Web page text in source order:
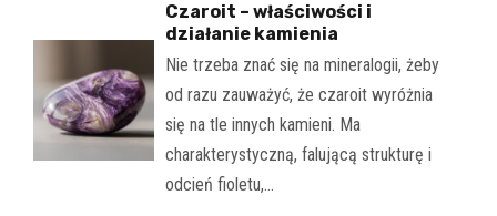
Czaroit – właściwości i
działanie kamienia
Nie trzeba znać się na mineralogii, żeby
od razu zauważyć, że czaroit wyróżnia
się na tle innych kamieni. Ma
charakterystyczną, falującą strukturę i
odcień fioletu,…